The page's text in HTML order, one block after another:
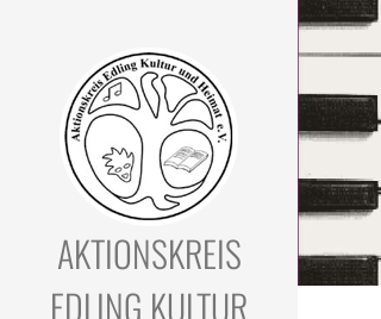
Zum
AKTIONSKREIS
EDLING KULTUR